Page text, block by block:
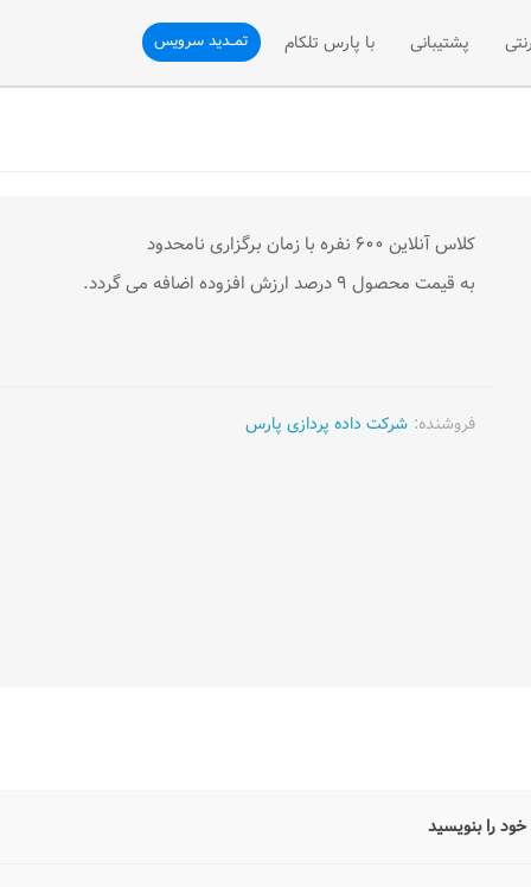
سازمانی
تلفن ثابت
پشتیبانی
رسیدگی به شکایات (VOC)
پیشنهادات و انتقادات
با پارس تلکام
درخواست همکاری با ما
درخواست نمایندگی فروش
تمــدید سرویس
کلاس آنلاین ۶۰۰ نفره با زمان برگزاری نامحدود
به قیمت محصول ۹ درصد ارزش افزوده اضافه می گردد.
فروشنده: شرکت داده پردازی پارس
را بنویسید